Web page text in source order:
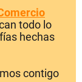
todo lo
hechas
contigo